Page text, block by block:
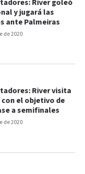
de 2020
River goleó
y jugará las
ante Palmeiras
de 2020
River visita
con el objetivo de
a semifinales